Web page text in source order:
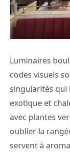
Luminaires
codes visuels
singularités qui
exotique et
avec plantes
oublier la
servent à